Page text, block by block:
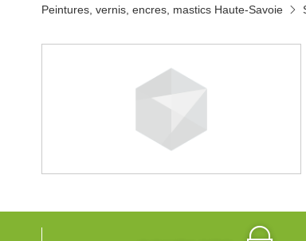
Peintures, vernis, encres, mastics Haute-Savoie